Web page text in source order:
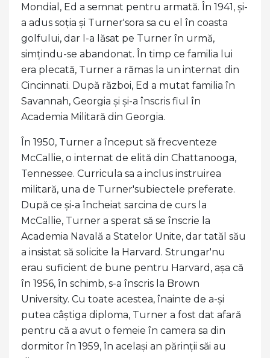
Mondial, Ed a semnat pentru armată. În 1941, și-
a adus soția și Turner'sora sa cu el în coasta
golfului, dar l-a lăsat pe Turner în urmă,
simțindu-se abandonat. În timp ce familia lui
era plecată, Turner a rămas la un internat din
Cincinnati. După război, Ed a mutat familia în
Savannah, Georgia și și-a înscris fiul în
Academia Militară din Georgia.
În 1950, Turner a început să frecventeze
McCallie, o internat de elită din Chattanooga,
Tennessee. Curricula sa a inclus instruirea
militară, una de Turner'subiectele preferate.
După ce și-a încheiat sarcina de curs la
McCallie, Turner a sperat să se înscrie la
Academia Navală a Statelor Unite, dar tatăl său
a insistat să solicite la Harvard. Strungar'nu
erau suficient de bune pentru Harvard, așa că
în 1956, în schimb, s-a înscris la Brown
University. Cu toate acestea, înainte de a-și
putea câștiga diploma, Turner a fost dat afară
pentru că a avut o femeie în camera sa din
dormitor în 1959, în același an părinții săi au